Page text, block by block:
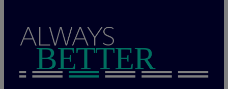
ALWAYS
BETTER